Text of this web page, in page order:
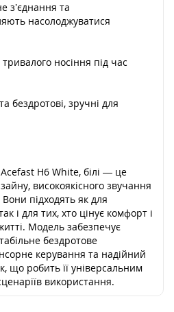
з’єднання та
насолоджуватися
носіння під час
бездротові, зручні для
H6 White, білі — це
високоякісного звучання
підходять як для
і для тих, хто цінує комфорт і
Модель забезпечує
бездротове
керування та надійний
що робить її універсальним
використання.